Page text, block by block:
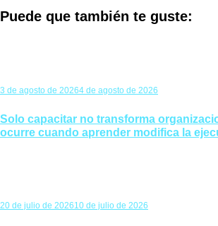
Puede que también te guste:
3 de agosto de 20264 de agosto de 2026
Solo capacitar no transforma
ocurre cuando aprender modifica la
20 de julio de 202610 de julio de 2026